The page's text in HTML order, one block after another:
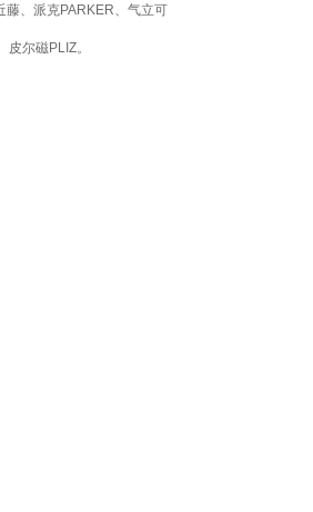
藤、派克PARKER、气立可
皮尔磁PLIZ。